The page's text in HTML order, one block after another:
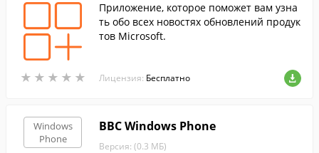
★ ★ ★ ★ ★
★ ★ ★ ★ ★
Приложение, которое поможет вам узна
ть обо всех новостях обновлений продук
тов Microsoft.
Лицензия: Бесплатно
Windows
Phone
BBC Windows Phone
Версия: (0.3 МБ)